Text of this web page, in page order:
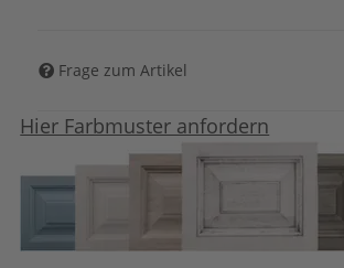
Frage zum Artikel
Hier Farbmuster anfordern